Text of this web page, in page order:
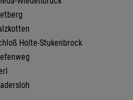
Holte-Stukenbrock